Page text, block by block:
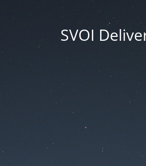
SVOI